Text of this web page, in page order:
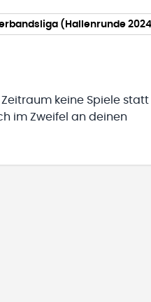
keine Spiele
im Zweifel an deinen